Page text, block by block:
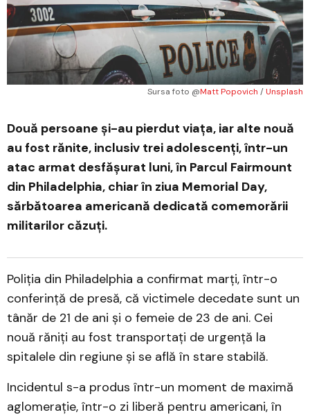
Sursa foto @Matt Popovich / Unsplash
Două persoane și-au pierdut viața, iar alte nouă
au fost rănite, inclusiv trei adolescenți, într-un
atac armat desfășurat luni, în Parcul Fairmount
din Philadelphia, chiar în ziua Memorial Day,
sărbătoarea americană dedicată comemorării
militarilor căzuți.
Poliția din Philadelphia a confirmat marți, într-o
conferință de presă, că victimele decedate sunt un
tânăr de 21 de ani și o femeie de 23 de ani. Cei
nouă răniți au fost transportați de urgență la
spitalele din regiune și se află în stare stabilă.
Incidentul s-a produs într-un moment de maximă
aglomerație, într-o zi liberă pentru americani, în